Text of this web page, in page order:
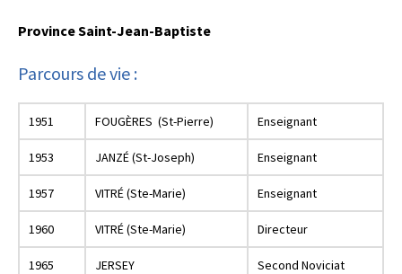
Province Saint-Jean-Baptiste
Parcours de vie :
1951 FOUGÈRES (St-Pierre) Enseignant
1953 JANZÉ (St-Joseph) Enseignant
1957 VITRÉ (Ste-Marie) Enseignant
1960 VITRÉ (Ste-Marie) Directeur
1965 JERSEY Second Noviciat